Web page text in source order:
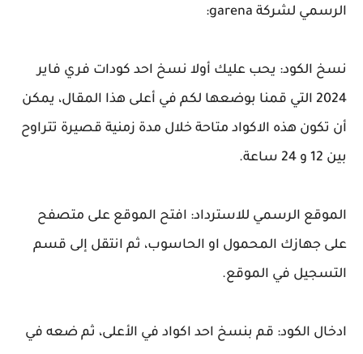
الرسمي لشركة garena:
نسخ الكود: يحب عليك أولا نسخ احد كودات فري فاير
2024 التي قمنا بوضعها لكم في أعلى هذا المقال، يمكن
أن تكون هذه الاكواد متاحة خلال مدة زمنية قصيرة تتراوح
بين 12 و 24 ساعة.
الموقع الرسمي للاسترداد: افتح الموقع على متصفح
على جهازك المحمول او الحاسوب، ثم انتقل إلى قسم
التسجيل في الموقع.
ادخال الكود: قم بنسخ احد اكواد في الأعلى، ثم ضعه في